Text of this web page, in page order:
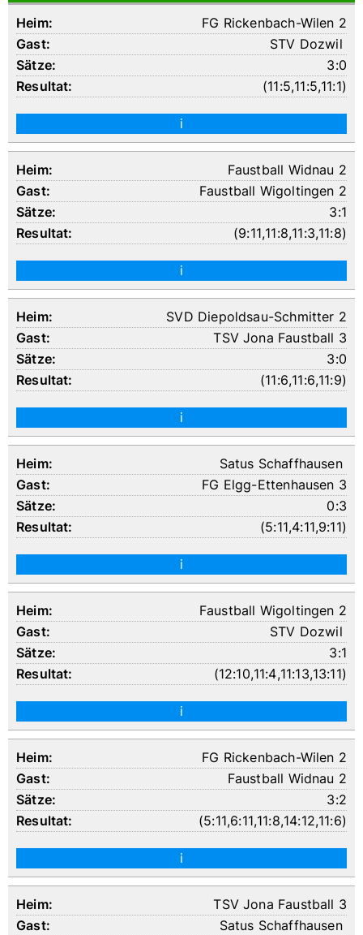
FG Rickenbach-Wilen 2
STV Dozwil
3:0
(11:5,11:5,11:1)
i
Faustball Widnau 2
Faustball Wigoltingen 2
3:1
(9:11,11:8,11:3,11:8)
i
SVD Diepoldsau-Schmitter 2
TSV Jona Faustball 3
3:0
(11:6,11:6,11:9)
i
Satus Schaffhausen
FG Elgg-Ettenhausen 3
0:3
(5:11,4:11,9:11)
i
Faustball Wigoltingen 2
STV Dozwil
3:1
(12:10,11:4,11:13,13:11)
i
FG Rickenbach-Wilen 2
Faustball Widnau 2
3:2
(5:11,6:11,11:8,14:12,11:6)
i
TSV Jona Faustball 3
Satus Schaffhausen